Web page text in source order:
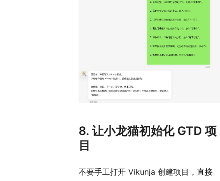
8. 让小龙猫初始化 GTD 项
目
不要手工打开 Vikunja 创建项目，直接